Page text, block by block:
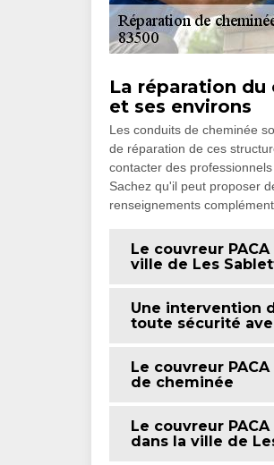
La réparation du
et ses environs
Les conduits de cheminée
de réparation de ces
contacter des
Sachez qu'il peut proposer
renseignements
Le couvreur
ville de Les
Une intervention
toute sécurité
Le couvreur
de cheminée
Le couvreur
dans la ville de